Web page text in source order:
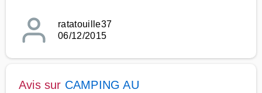
ratatouille37
06/12/2015
Avis sur CAMPING AU